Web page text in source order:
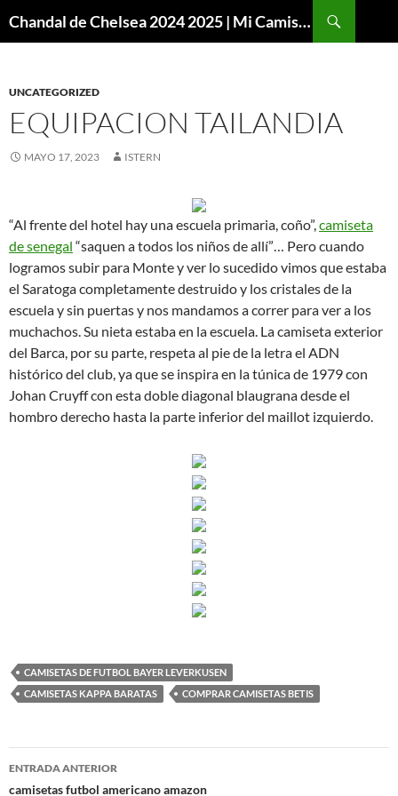
Chandal de Chelsea 2024 2025 | Mi Camiseta Futbol
UNCATEGORIZED
EQUIPACION TAILANDIA
MAYO 17, 2023 ISTERN
“Al frente del hotel hay una escuela primaria, coño”,camiseta
de senegal “saquen a todos los niños de allí”… Pero cuando
logramos subir para Monte y ver lo sucedido vimos que estaba
el Saratoga completamente destruido y los cristales de la
escuela y sin puertas y nos mandamos a correr para ver a los
muchachos. Su nieta estaba en la escuela. La camiseta exterior
del Barca, por su parte, respeta al pie de la letra el ADN
histórico del club, ya que se inspira en la túnica de 1979 con
Johan Cruyff con esta doble diagonal blaugrana desde el
hombro derecho hasta la parte inferior del maillot izquierdo.
CAMISETAS DE FUTBOL BAYER LEVERKUSEN
CAMISETAS KAPPA BARATAS
COMPRAR CAMISETAS BETIS
Navegación
ENTRADA ANTERIOR
camisetas futbol americano amazon